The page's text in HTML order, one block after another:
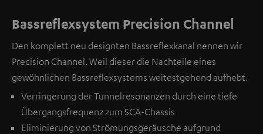
Bassreflexsystem Precision Channel
Den komplett neu designten Bassreflexkanal nennen wir
Precision Channel. Weil dieser die Nachteile eines
gewöhnlichen Bassreflexsystems weitestgehend aufhebt.
Verringerung der Tunnelresonanzen durch eine tiefe
Übergangsfrequenz zum SCA-Chassis
Eliminierung von Strömungsgeräusche aufgrund